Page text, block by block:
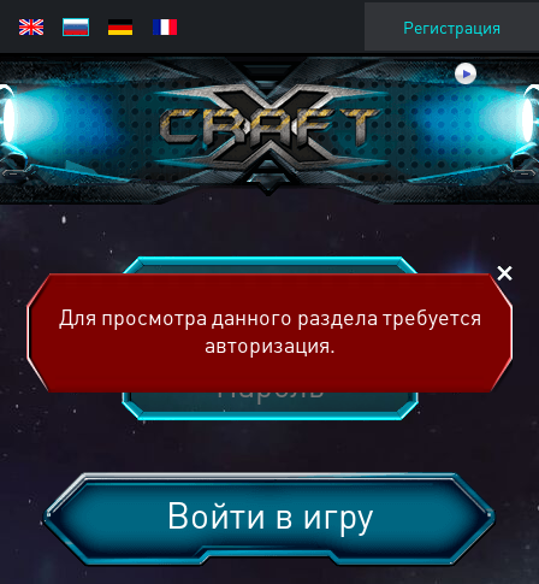
Регистрация
Войти в игру
Для просмотра данного раздела требуется
авторизация.